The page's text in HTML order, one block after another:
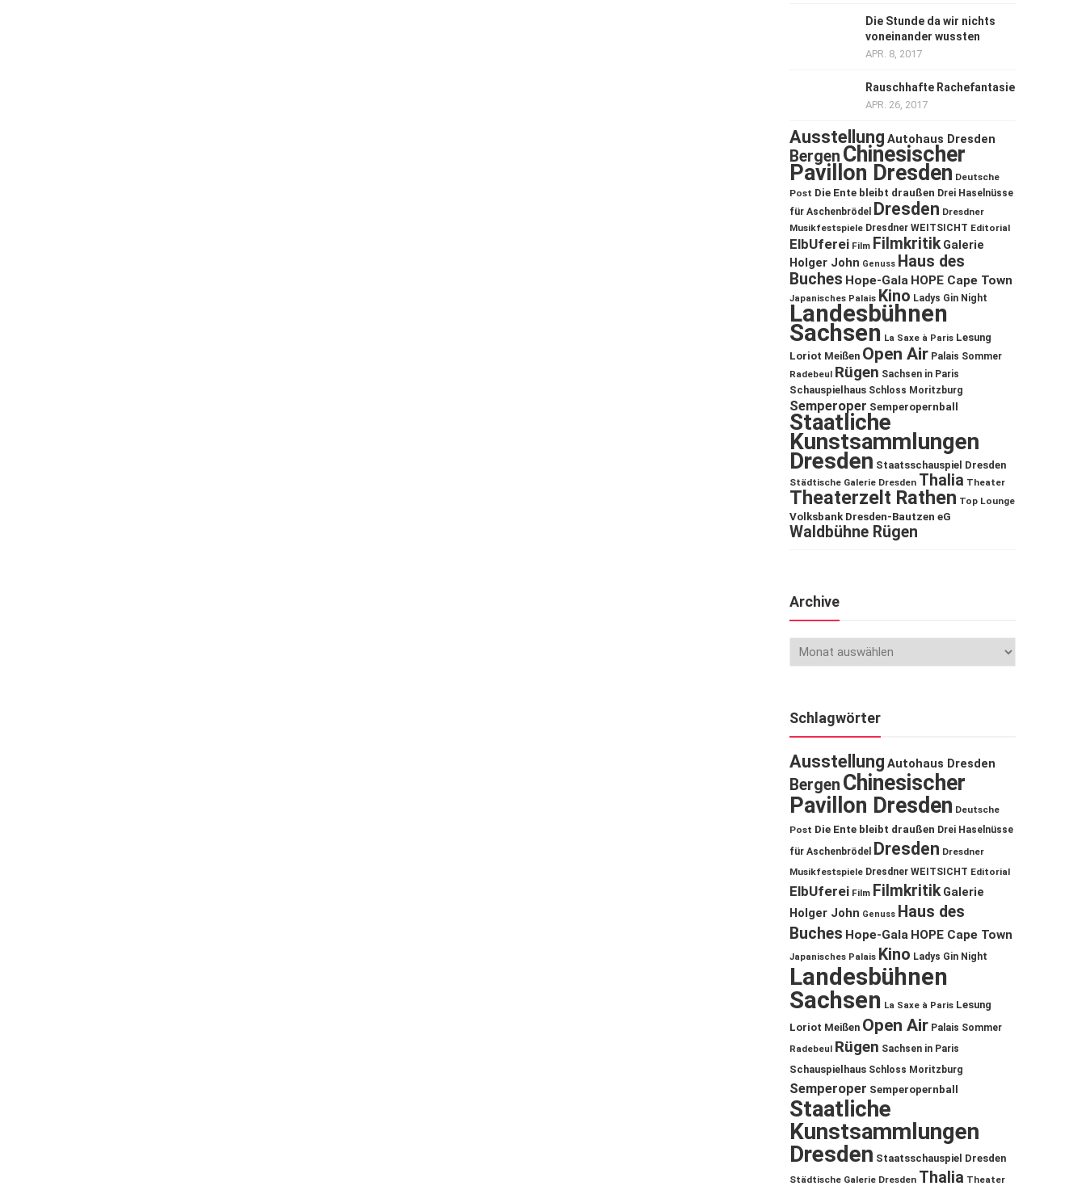
Die Stunde da wir nichts
voneinander wussten
APR. 8, 2017
Rauschhafte Rachefantasie
APR. 26, 2017
Ausstellung Autohaus Dresden
Bergen Chinesischer
Pavillon Dresden Deutsche
Post Die Ente bleibt draußen Drei Haselnüsse
für Aschenbrödel
Dresden Dresdner
Musikfestspiele Dresdner WEITSICHT Editorial
ElbUferei Film Filmkritik Galerie
Holger John Genuss Haus des
Buches Hope-Gala HOPE Cape Town
Japanisches Palais Kino Ladys Gin Night
Landesbühnen
Sachsen La Saxe à Paris Lesung
Loriot Meißen Open Air Palais Sommer
Radebeul Rügen Sachsen in Paris
Schauspielhaus Schloss Moritzburg
Semperoper Semperopernball
Staatliche
Kunstsammlungen
Dresden Staatsschauspiel Dresden
Städtische Galerie Dresden Thalia Theater
Theaterzelt Rathen Top Lounge
Volksbank Dresden-Bautzen eG
Waldbühne Rügen
Archive
Schlagwörter
Ausstellung Autohaus Dresden
Bergen Chinesischer
Pavillon Dresden Deutsche
Post Die Ente bleibt draußen Drei Haselnüsse
für Aschenbrödel
Dresden Dresdner
Musikfestspiele Dresdner WEITSICHT Editorial
ElbUferei Film Filmkritik Galerie
Holger John Genuss Haus des
Buches Hope-Gala HOPE Cape Town
Japanisches Palais Kino Ladys Gin Night
Landesbühnen
Sachsen La Saxe à Paris Lesung
Loriot Meißen Open Air Palais Sommer
Radebeul Rügen Sachsen in Paris
Schauspielhaus Schloss Moritzburg
Semperoper Semperopernball
Staatliche
Kunstsammlungen
Dresden Staatsschauspiel Dresden
Städtische Galerie Dresden Thalia Theater